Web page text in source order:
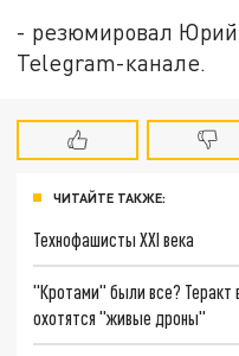
- резюмировал
Telegram-канале.
ЧИТАЙТЕ ТАКЖЕ:
Технофашисты XXI века
"Кротами" были все? Теракт
охотятся "живые дроны"